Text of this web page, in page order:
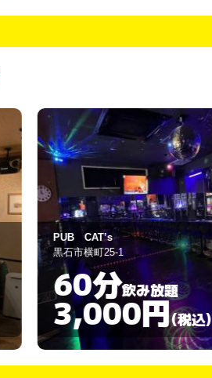
PUB CAT’s
黒石市横町25-1
60分飲み放題
3,000円(税込)